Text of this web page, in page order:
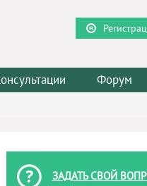
Форум
ЗАДАТЬ СВОЙ